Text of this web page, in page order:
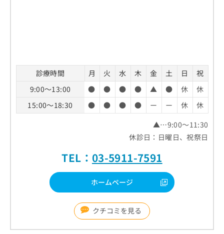
診療時間 月 火 水 木 金 土 日
祝
9:00～13:00
● ● ● ● ▲ ● 休
休
15:00～18:30
● ● ● ● ー ー 休
休
▲…9:00～11:30
休診日：日曜日、祝祭日
TEL： 03-5911-7591
ホームページ
クチコミを見る